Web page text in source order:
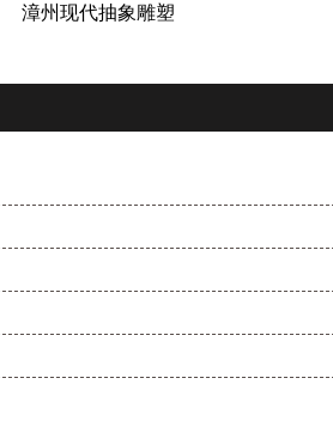
漳州现代抽象雕塑